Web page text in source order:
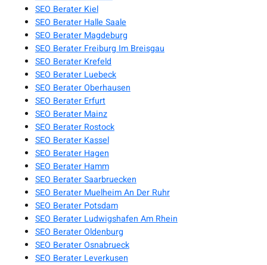
SEO Berater Kiel
SEO Berater Halle Saale
SEO Berater Magdeburg
SEO Berater Freiburg Im Breisgau
SEO Berater Krefeld
SEO Berater Luebeck
SEO Berater Oberhausen
SEO Berater Erfurt
SEO Berater Mainz
SEO Berater Rostock
SEO Berater Kassel
SEO Berater Hagen
SEO Berater Hamm
SEO Berater Saarbruecken
SEO Berater Muelheim An Der Ruhr
SEO Berater Potsdam
SEO Berater Ludwigshafen Am Rhein
SEO Berater Oldenburg
SEO Berater Osnabrueck
SEO Berater Leverkusen